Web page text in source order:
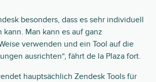
besonders, dass es sehr individuell
kann. Man kann es auf ganz
verwenden und ein Tool auf die
ausrichten“, fährt de la Plaza fort.
hauptsächlich Zendesk Tools für